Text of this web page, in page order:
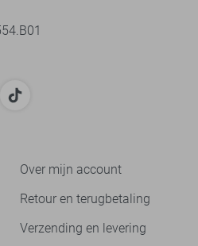
Over mijn account
Retour en terugbetaling
Verzending en levering